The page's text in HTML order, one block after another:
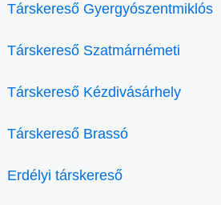
Társkereső Gyergyószentmiklós
Társkereső Szatmárnémeti
Társkereső Kézdivásárhely
Társkereső Brassó
Erdélyi társkereső